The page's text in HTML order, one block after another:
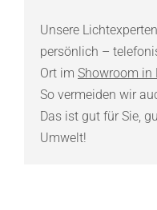
Unsere
persönlich –
Ort im Showroom in
So vermeiden wir
Das ist gut für Sie,
Umwelt!